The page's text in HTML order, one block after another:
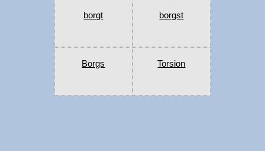
borgt borgst
Borgs Torsion